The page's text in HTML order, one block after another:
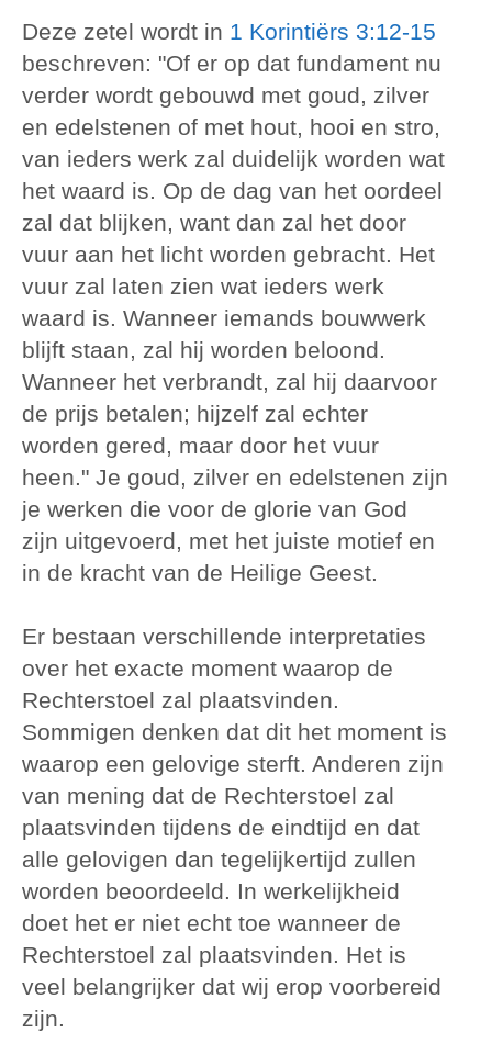
Deze zetel wordt in 1 Korintiërs 3:12-15
beschreven: "Of er op dat fundament nu
verder wordt gebouwd met goud, zilver
en edelstenen of met hout, hooi en stro,
van ieders werk zal duidelijk worden wat
het waard is. Op de dag van het oordeel
zal dat blijken, want dan zal het door
vuur aan het licht worden gebracht. Het
vuur zal laten zien wat ieders werk
waard is. Wanneer iemands bouwwerk
blijft staan, zal hij worden beloond.
Wanneer het verbrandt, zal hij daarvoor
de prijs betalen; hijzelf zal echter
worden gered, maar door het vuur
heen." Je goud, zilver en edelstenen zijn
je werken die voor de glorie van God
zijn uitgevoerd, met het juiste motief en
in de kracht van de Heilige Geest.
Er bestaan verschillende interpretaties
over het exacte moment waarop de
Rechterstoel zal plaatsvinden.
Sommigen denken dat dit het moment is
waarop een gelovige sterft. Anderen zijn
van mening dat de Rechterstoel zal
plaatsvinden tijdens de eindtijd en dat
alle gelovigen dan tegelijkertijd zullen
worden beoordeeld. In werkelijkheid
doet het er niet echt toe wanneer de
Rechterstoel zal plaatsvinden. Het is
veel belangrijker dat wij erop voorbereid
zijn.